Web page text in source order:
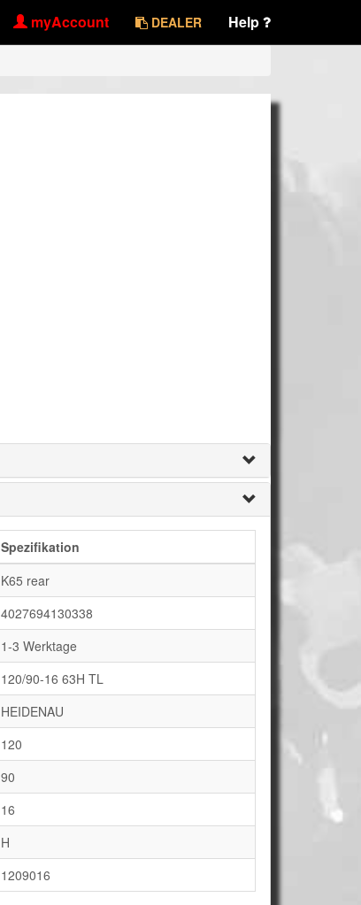
myAccount DEALER Help
Spezifikation
K65 rear
4027694130338
1-3 Werktage
120/90-16 63H TL
HEIDENAU
120
90
16
H
1209016